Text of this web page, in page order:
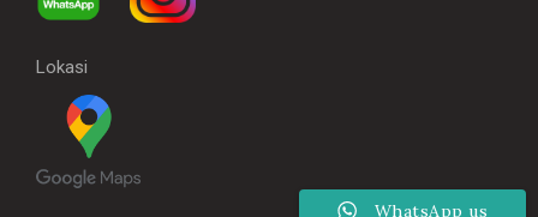
Lokasi
WhatsApp us